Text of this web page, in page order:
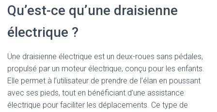
Qu’est-ce qu’une draisienne
électrique ?
Une draisienne électrique est un deux-roues sans pédales,
propulsé par un moteur électrique, conçu pour les enfants.
Elle permet à l’utilisateur de prendre de l’élan en poussant
avec ses pieds, tout en bénéficiant d’une assistance
électrique pour faciliter les déplacements. Ce type de